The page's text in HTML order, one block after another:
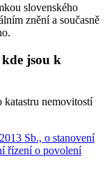
slovenského
znění a současně
jsou k
nemovitostí
Sb., o stanovení
řízení o povolení